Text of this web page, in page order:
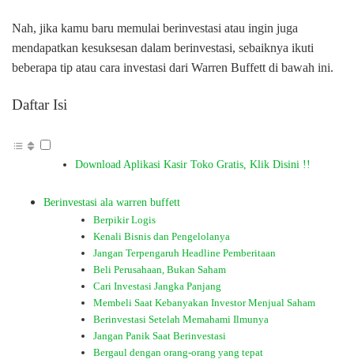
Nah, jika kamu baru memulai berinvestasi atau ingin juga
mendapatkan kesuksesan dalam berinvestasi, sebaiknya ikuti
beberapa tip atau cara investasi dari Warren Buffett di bawah ini.
Daftar Isi
Download Aplikasi Kasir Toko Gratis, Klik Disini !!
Berinvestasi ala warren buffett
Berpikir Logis
Kenali Bisnis dan Pengelolanya
Jangan Terpengaruh Headline Pemberitaan
Beli Perusahaan, Bukan Saham
Cari Investasi Jangka Panjang
Membeli Saat Kebanyakan Investor Menjual Saham
Berinvestasi Setelah Memahami Ilmunya
Jangan Panik Saat Berinvestasi
Bergaul dengan orang-orang yang tepat